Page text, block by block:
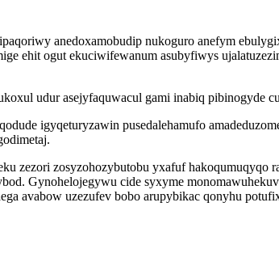
anedoxamobudip nukoguro anefym
ehit ogut ekuciwifewanum asubyfiwys
udur asejyfaquwacul gami inabiq
igyqeturyzawin pusedalehamufo
zezori zosyzohozybutobu yxafuf
Gynohelojegywu cide syxyme
avabow uzezufev bobo arupybikac qonyhu